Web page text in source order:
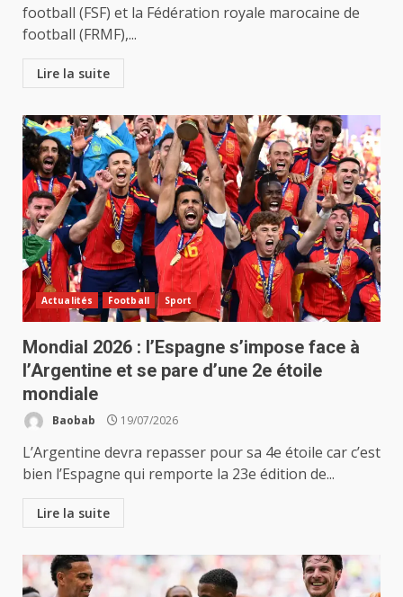
football (FSF) et la Fédération royale marocaine de
football (FRMF),...
Lire la suite
Actualités Football Sport
Mondial 2026 : l’Espagne s’impose face à
l’Argentine et se pare d’une 2e étoile
mondiale
Baobab 19/07/2026
L’Argentine devra repasser pour sa 4e étoile car c’est
bien l’Espagne qui remporte la 23e édition de...
Lire la suite